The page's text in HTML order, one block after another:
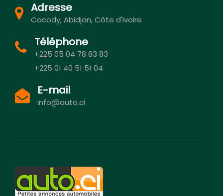
Adresse
Cocody, Abidjan, Côte d'Ivoire
Téléphone
+225 05 04 78 83 83
+225 01 40 51 51 04
E-mail
info@auto.ci